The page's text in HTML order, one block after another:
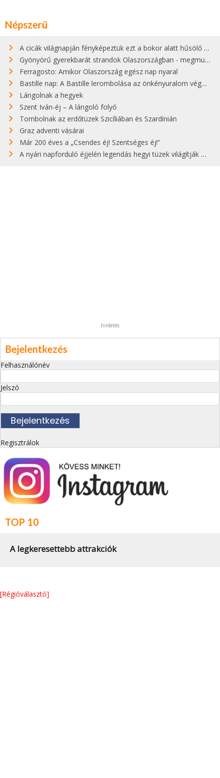
Népszerű
A cicák világnapján fényképeztük ezt a bokor alatt hűsölő cicát Kisorosziban
Gyönyörű gyerekbarát strandok Olaszországban - megmutatjuk a 15 legjobbat
Ferragosto: Amikor Olaszország egész nap nyaral
Bastille nap: A Bastille lerombolása az önkényuralom végét jelentette
Lángolnak a hegyek
Szent Iván-éj – A lángoló folyó
Tombolnak az erdőtüzek Szicíliában és Szardínián
Graz adventi vásárai
Már 200 éves a „Csendes éj! Szentséges éj!”
A nyári napforduló éjjelén legendás hegyi tüzek világítják meg Zugspitzét
hirdetés
Bejelentkezés
Felhasználónév
Jelszó
Regisztrálok
TOP 10
A legkeresettebb attrakciók
[Régióválasztó]